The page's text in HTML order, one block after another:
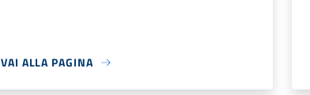
VAI ALLA PAGINA